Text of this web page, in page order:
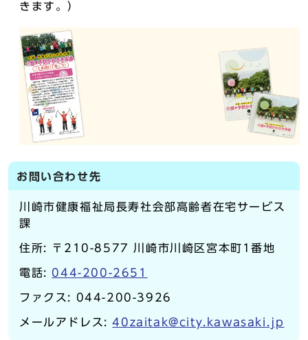
きます。）
お問い合わせ先
川崎市健康福祉局長寿社会部高齢者在宅サービス
課
住所: 〒210-8577 川崎市川崎区宮本町1番地
電話: 044-200-2651
ファクス: 044-200-3926
メールアドレス:40zaitak@city.kawasaki.jp